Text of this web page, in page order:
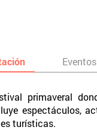
primaveral
espectáculos,
turísticas.